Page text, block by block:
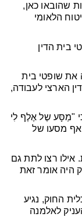
שהובאו כאן,
הלאומי
בית הדין
שופטי בית
הארצי לעבודה,
"מַסָּע שֶל אֶלֶף לִי
מסעו של
אילו רצו לתת גם
היה אומר זאת
החוק, נגיע
לאלמנה